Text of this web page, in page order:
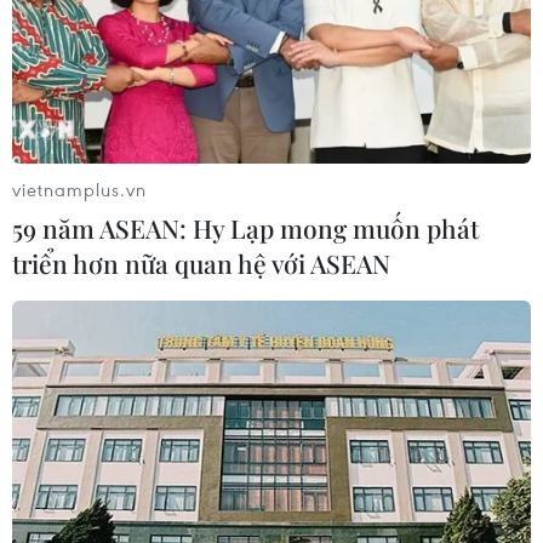
05/08/2026 13:13
Thi lại ở Tuyên Quang: Thí
sinh vẫn được xét tuyển đại học theo
nguyện vọng đã đăng ký
Thứ trưởng Bộ GD-ĐT: Thi lại không
sinh
05/08/2026 09:19
Bắc Ninh: Tinh gọn hơn 50% đầu mối
cơ sở giáo dục công lập
05/08/2026 06:53
vietnamplus.vn
59 năm ASEAN: Hy Lạp mong muốn phát
triển hơn nữa quan hệ với ASEAN